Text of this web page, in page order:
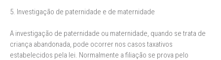
5. Investigação de paternidade e de maternidade
A investigação de paternidade ou maternidade, quando se trata de
criança abandonada, pode ocorrer nos casos taxativos
estabelecidos pela lei. Normalmente a filiação se prova pelo